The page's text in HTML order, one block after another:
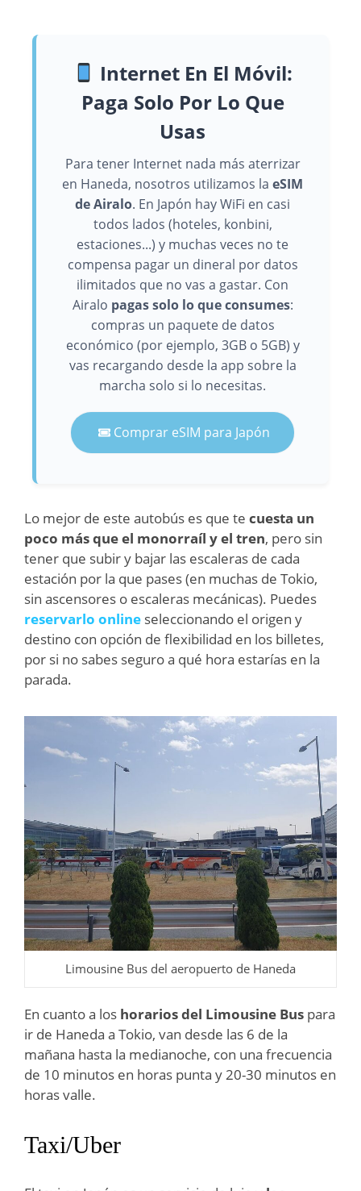
Internet En El Móvil:
Paga Solo Por Lo Que
Usas
Para tener Internet nada más aterrizar
en Haneda, nosotros utilizamos la eSIM
de Airalo. En Japón hay WiFi en casi
todos lados (hoteles, konbini,
estaciones...) y muchas veces no te
compensa pagar un dineral por datos
ilimitados que no vas a gastar. Con
Airalo pagas solo lo que consumes:
compras un paquete de datos
económico (por ejemplo, 3GB o 5GB) y
vas recargando desde la app sobre la
marcha solo si lo necesitas.
Comprar eSIM para Japón
Lo mejor de este autobús es que te cuesta un
poco más que el monorraíl y el tren, pero sin
tener que subir y bajar las escaleras de cada
estación por la que pases (en muchas de Tokio,
sin ascensores o escaleras mecánicas). Puedes
reservarlo online seleccionando el origen y
destino con opción de flexibilidad en los billetes,
por si no sabes seguro a qué hora estarías en la
parada.
Limousine Bus del aeropuerto de Haneda
En cuanto a los horarios del Limousine Bus para
ir de Haneda a Tokio, van desde las 6 de la
mañana hasta la medianoche, con una frecuencia
de 10 minutos en horas punta y 20-30 minutos en
horas valle.
Taxi/Uber